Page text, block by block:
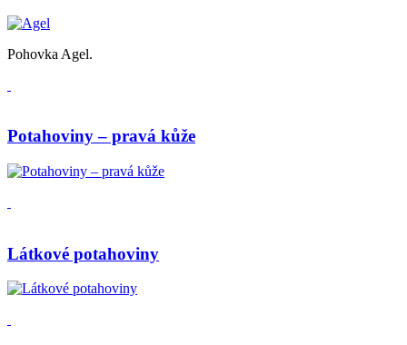
Pohovka Agel.
Potahoviny – pravá kůže
Látkové potahoviny